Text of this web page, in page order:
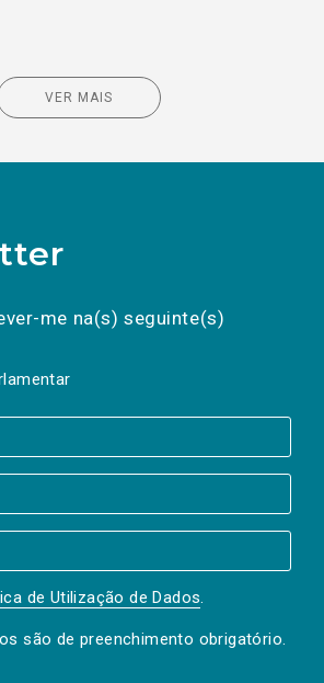
VER MAIS
me na(s) seguinte(s)
de Utilização de Dados.
são de preenchimento obrigatório.